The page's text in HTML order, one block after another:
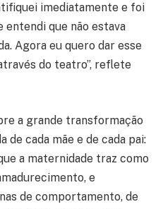
imediatamente e foi
entendi que não estava
Agora eu quero dar esse
do teatro”, reflete
a grande transformação
de cada mãe e de cada pai:
a maternidade traz como
e
de comportamento, de